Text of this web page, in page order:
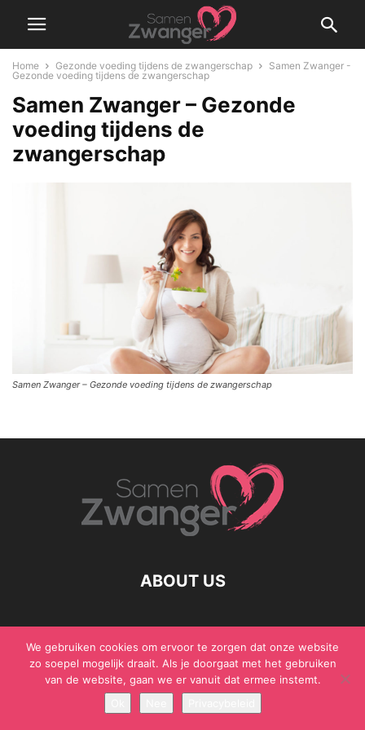
Home Gezonde voeding tijdens de zwangerschap
Samen Zwanger -
Gezonde voeding tijdens de zwangerschap
Samen Zwanger – Gezonde
voeding tijdens de
zwangerschap
Samen Zwanger – Gezonde voeding tijdens de zwangerschap
ABOUT US
© Samen Zwanger - Copyright - Gericht Media 2017 - 2021
We gebruiken cookies om ervoor te zorgen dat onze website
zo soepel mogelijk draait. Als je doorgaat met het gebruiken
van de website, gaan we er vanuit dat ermee instemt.